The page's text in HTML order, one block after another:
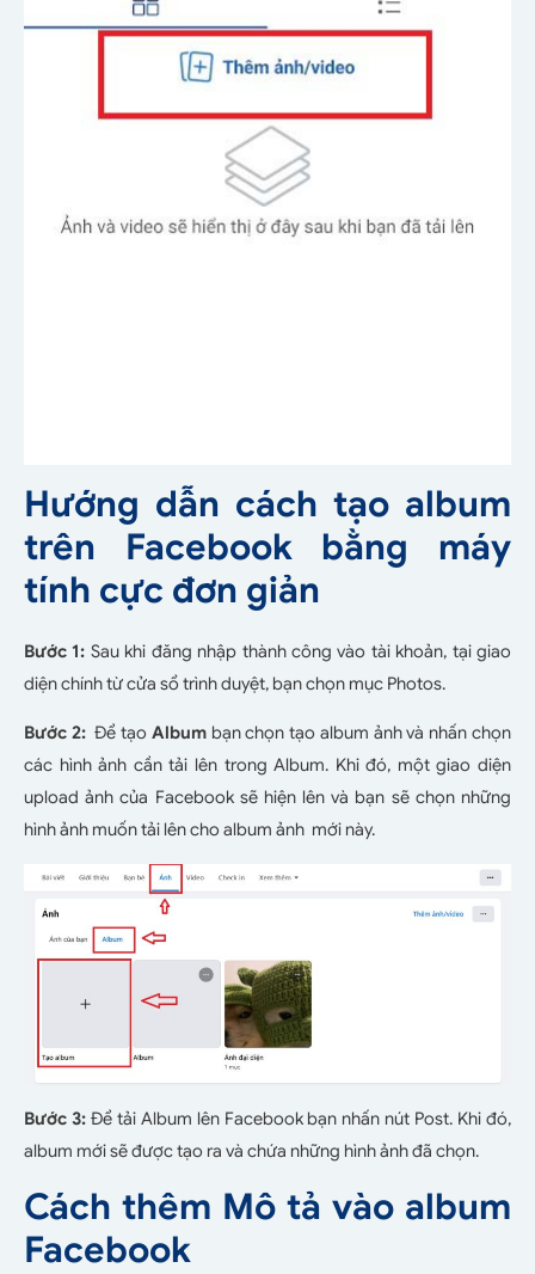
Hướng dẫn cách tạo album
trên Facebook bằng máy
tính cực đơn giản
Bước 1: Sau khi đăng nhập thành công vào tài khoản, tại giao
diện chính từ cửa sổ trình duyệt, bạn chọn mục Photos.
Bước 2: Để tạo Albumbạn chọn tạo album ảnh và nhấn chọn
các hình ảnh cần tải lên trong Album. Khi đó, một giao diện
upload ảnh của Facebook sẽ hiện lên và bạn sẽ chọn những
hình ảnh muốn tải lên cho album ảnh mới này.
Bước 3:Để tải Album lên Facebook bạn nhấn nút Post. Khi đó,
album mới sẽ được tạo ra và chứa những hình ảnh đã chọn.
Cách thêm Mô tả vào album
Facebook